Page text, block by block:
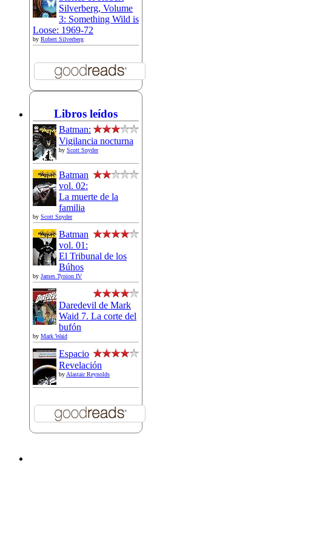
Silverberg, Volume
3: Something Wild is
Loose: 1969-72
by Robert Silverberg
Libros leídos
Batman:
Vigilancia nocturna
by Scott Snyder
Batman
vol. 02:
La muerte de la
familia
by Scott Snyder
Batman
vol. 01:
El Tribunal de los
Búhos
by James Tynion IV
Daredevil de Mark
Waid 7. La corte del
bufón
by Mark Waid
Espacio
Revelación
byAlastair Reynolds